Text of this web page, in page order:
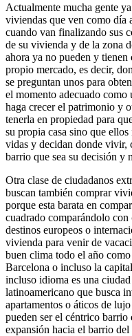
Actualmente mucha gente
viviendas que ven como día
cuando van finalizando sus
de su vivienda y de la zona
ahora ya no pueden y
propio mercado, es decir,
se preguntan unos para
el momento adecuado
haga crecer el patrimonio y
tenerla en propiedad para
su propia casa sino que
vidas y decidan donde vivir,
barrio que sea su decisión y
Otra clase de ciudadanos
buscan también comprar
porque esta barata en
cuadrado comparándolo
destinos europeos o
vivienda para venir de
buen clima todo el año
Barcelona o incluso la
incluso idioma es una
latinoamericano que busca
apartamentos o áticos de
pueden ser el céntrico
expansión hacia el barrio del